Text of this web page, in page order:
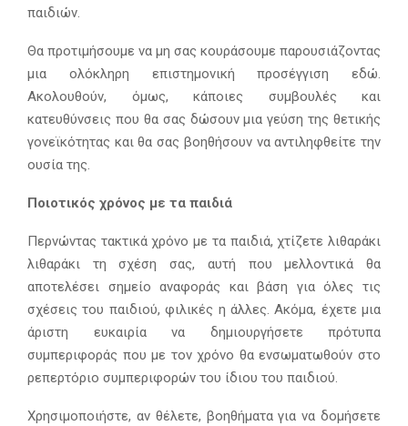
παιδιών.
Θα προτιμήσουμε να μη σας κουράσουμε παρουσιάζοντας
μια ολόκληρη επιστημονική προσέγγιση εδώ.
Ακολουθούν, όμως, κάποιες συμβουλές και
κατευθύνσεις που θα σας δώσουν μια γεύση της θετικής
γονεϊκότητας και θα σας βοηθήσουν να αντιληφθείτε την
ουσία της.
Ποιοτικός χρόνος με τα παιδιά
Περνώντας τακτικά χρόνο με τα παιδιά, χτίζετε λιθαράκι
λιθαράκι τη σχέση σας, αυτή που μελλοντικά θα
αποτελέσει σημείο αναφοράς και βάση για όλες τις
σχέσεις του παιδιού, φιλικές η άλλες. Ακόμα, έχετε μια
άριστη ευκαιρία να δημιουργήσετε πρότυπα
συμπεριφοράς που με τον χρόνο θα ενσωματωθούν στο
ρεπερτόριο συμπεριφορών του ίδιου του παιδιού.
Χρησιμοποιήστε, αν θέλετε, βοηθήματα για να δομήσετε